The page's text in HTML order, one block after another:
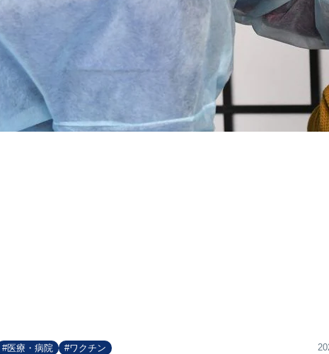
#医療・病院 #ワクチン